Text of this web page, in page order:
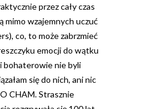
przez cały czas
mimo wzajemnych uczuć
co, to może zabrzmieć
emocji do wątku
bohaterowie nie byli
się do nich, ani nic
CHAM. Strasznie